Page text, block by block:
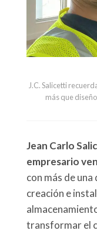
J.C. Salicetti
más que
Jean Carlo
empresario
con más de
creación e
transformar el